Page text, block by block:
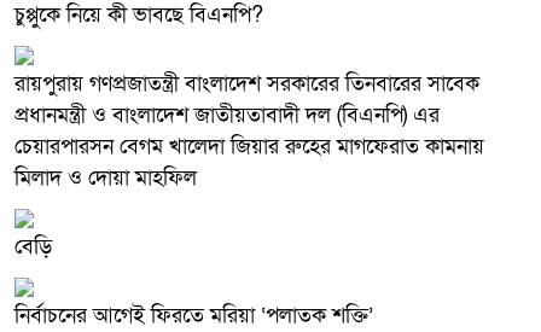
চুপ্পুকে নিয়ে কী ভাবছে বিএনপি?
রায়পুরায় গণপ্রজাতন্ত্রী বাংলাদেশ সরকারের তিনবারের সাবেক
প্রধানমন্ত্রী ও বাংলাদেশ জাতীয়তাবাদী দল (বিএনপি) এর
চেয়ারপারসন বেগম খালেদা জিয়ার রুহের মাগফেরাত কামনায়
মিলাদ ও দোয়া মাহফিল
বেড়ি
নির্বাচনের আগেই ফিরতে মরিয়া ‘পলাতক শক্তি’